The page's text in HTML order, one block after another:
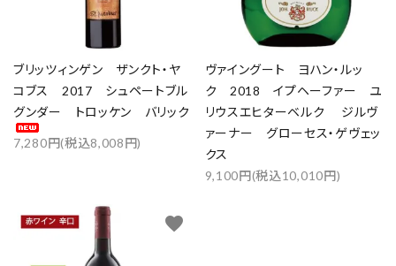
ブリッツィンゲン ザンクト・ヤ
コブス 2017 シュペートブル
グンダー トロッケン バリック
7,280円(税込8,008円)
ヴァイングート ヨハン・ルッ
ク 2018 イプヘーファー ユ
リウスエヒターベルク ジルヴ
ァーナー グローセス・ゲヴェッ
クス
9,100円(税込10,010円)
favorite
検索する